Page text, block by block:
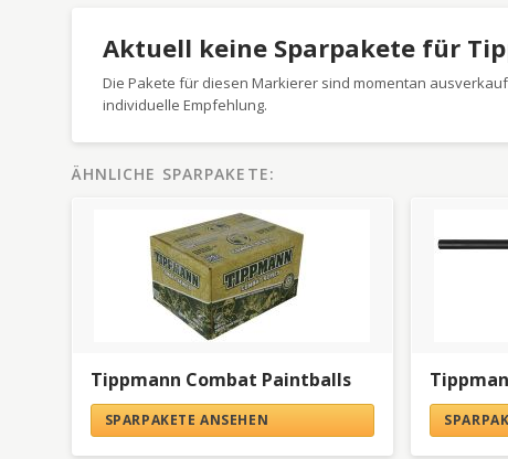
Aktuell keine Sparpakete für
Die Pakete für diesen Markierer sind momentan
individuelle Empfehlung.
ÄHNLICHE SPARPAKETE:
Tippmann Combat Paintballs
SPARPAKETE ANSEHEN